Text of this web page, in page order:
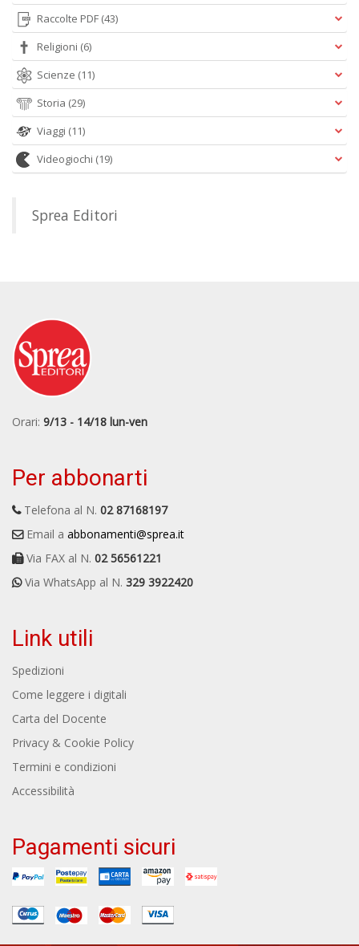
Raccolte PDF (43)
Religioni (6)
Scienze (11)
Storia (29)
Viaggi (11)
Videogiochi (19)
Sprea Editori
Orari: 9/13 - 14/18 lun-ven
Per abbonarti
Telefona al N. 02 87168197
Email a abbonamenti@sprea.it
Via FAX al N. 02 56561221
Via WhatsApp al N. 329 3922420
Link utili
Spedizioni
Come leggere i digitali
Carta del Docente
Privacy & Cookie Policy
Termini e condizioni
Accessibilità
Pagamenti sicuri